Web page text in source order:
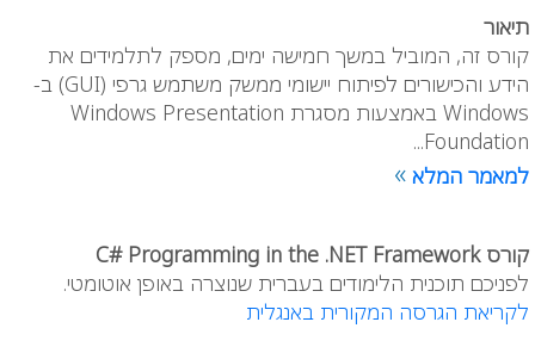
תיאור
קורס זה, המוביל במשך חמישה ימים, מספק לתלמידים את
הידע והכישורים לפיתוח יישומי ממשק משתמש גרפי (GUI) ב-
Windows באמצעות מסגרת Windows Presentation
Foundation...
למאמר המלא »
קורס C# Programming in the .NET Framework
לפניכם תוכנית הלימודים בעברית שנוצרה באופן אוטומטי.
לקריאת הגרסה המקורית באנגלית